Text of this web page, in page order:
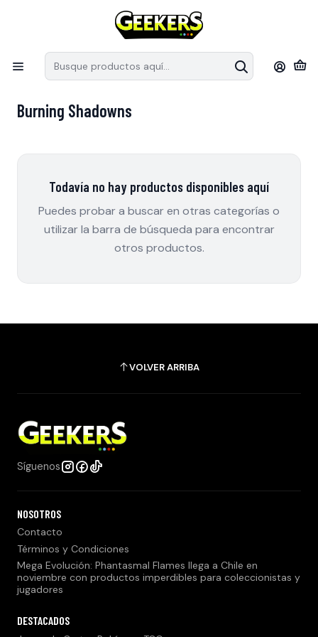
Recuerda que las preventas tiene fechas estimativas de arribo a
Chile, pueden modificar sus fechas de llegada por parte de los
Inicio Pokémon TCG Burning Shadowns
Burning Shadowns
Todavía no hay productos disponibles aquí
Puedes probar a buscar en otras categorías o
utilizar la barra de búsqueda para encontrar
otros productos.
VOLVER ARRIBA
Síguenos
NOSOTROS
Contacto
Términos y Condiciones
Mega Evolución: Phantasmal Flames llega a Chile en
noviembre con productos imperdibles para coleccionistas y
jugadores
DESTACADOS